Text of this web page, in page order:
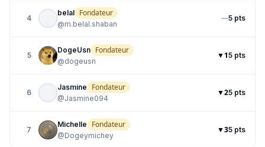
4
belal Fondateur
@m.belal.shaban
—5 pts
5
DogeUsn Fondateur
@dogeusn
▼15 pts
6
Jasmine Fondateur
@Jasmine094
▼25 pts
7
Michelle Fondateur
@Dogeymichey
▼35 pts